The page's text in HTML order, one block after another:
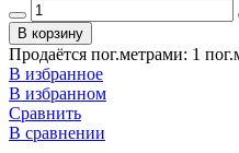
В корзину
Продаётся пог.метрами: 1
В избранное
В избранном
Сравнить
В сравнении